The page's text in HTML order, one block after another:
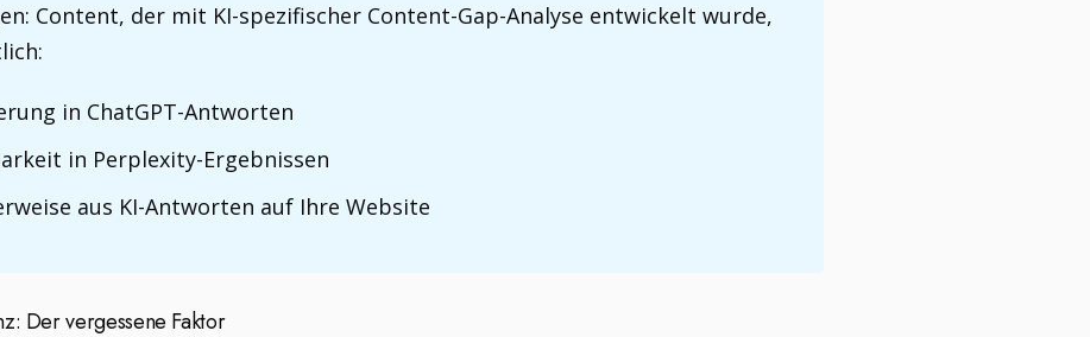
Content, der mit KI-spezifischer Content-Gap-Analyse entwickelt wurde,
in ChatGPT-Antworten
in Perplexity-Ergebnissen
aus KI-Antworten auf Ihre Website
Der vergessene Faktor